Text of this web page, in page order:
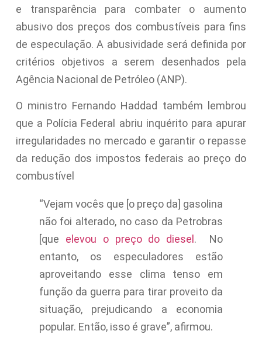
e transparência para combater o aumento
abusivo dos preços dos combustíveis para fins
de especulação. A abusividade será definida por
critérios objetivos a serem desenhados pela
Agência Nacional de Petróleo (ANP).
O ministro Fernando Haddad também lembrou
que a Polícia Federal abriu inquérito para apurar
irregularidades no mercado e garantir o repasse
da redução dos impostos federais ao preço do
combustível
“Vejam vocês que [o preço da] gasolina
não foi alterado, no caso da Petrobras
[que elevou o preço do diesel. No
entanto, os especuladores estão
aproveitando esse clima tenso em
função da guerra para tirar proveito da
situação, prejudicando a economia
popular. Então, isso é grave”, afirmou.